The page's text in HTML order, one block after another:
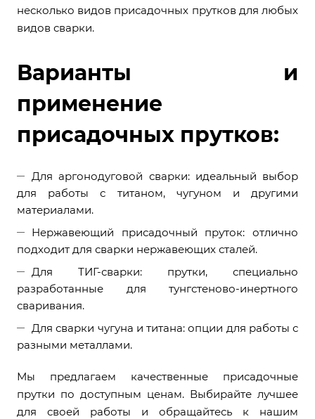
несколько видов присадочных прутков для любых
видов сварки.
Варианты и
применение
присадочных прутков:
Для аргонодуговой сварки: идеальный выбор
для работы с титаном, чугуном и другими
материалами.
Нержавеющий присадочный пруток: отлично
подходит для сварки нержавеющих сталей.
Для ТИГ-сварки: прутки, специально
разработанные для тунгстеново-инертного
сваривания.
Для сварки чугуна и титана: опции для работы с
разными металлами.
Мы предлагаем качественные присадочные
прутки по доступным ценам. Выбирайте лучшее
для своей работы и обращайтесь к нашим